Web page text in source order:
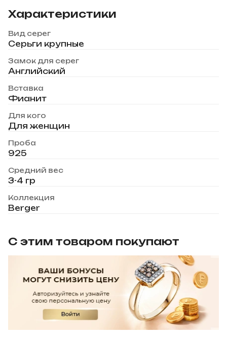
Характеристики
Вид серег
Серьги крупные
Замок для серег
Английский
Вставка
Фианит
Для кого
Для женщин
Проба
925
Средний вес
3-4 гр
Коллекция
Berger
С этим товаром покупают